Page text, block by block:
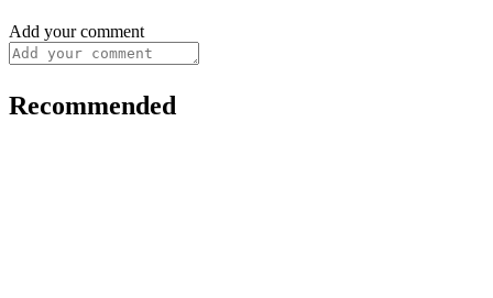
Add your comment
Recommended